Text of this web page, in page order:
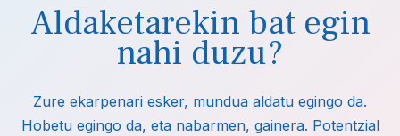
Aldaketarekin bat egin
nahi duzu?
Zure ekarpenari esker, mundua aldatu egingo da.
Hobetu egingo da, eta nabarmen, gainera. Potentzial